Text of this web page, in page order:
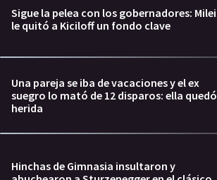
Sigue la pelea con los gobernadores: Milei
le quitó a Kiciloff un fondo clave
Una pareja se iba de vacaciones y el ex
suegro lo mató de 12 disparos: ella quedó
herida
Hinchas de Gimnasia insultaron y